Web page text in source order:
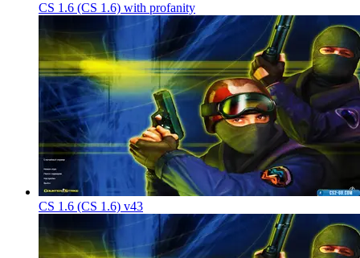
CS 1.6 (CS 1.6) with profanity
CS 1.6 (CS 1.6) v43